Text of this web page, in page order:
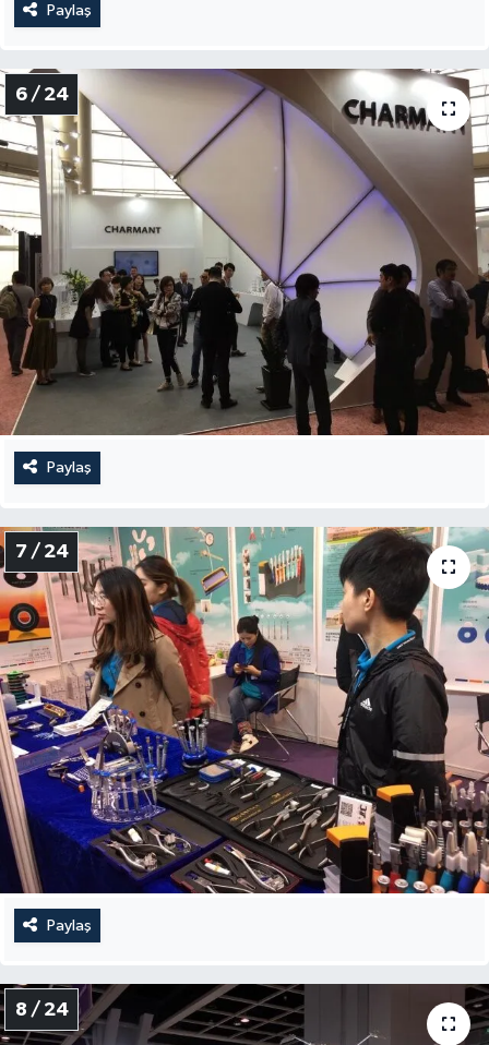
Paylaş
6 / 24
Paylaş
7 / 24
Paylaş
8 / 24